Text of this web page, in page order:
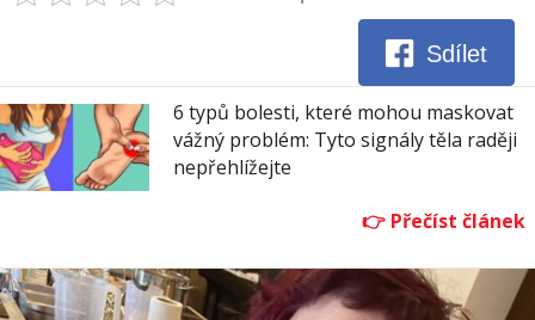
Sdílet
6 typů bolesti, které mohou maskovat
vážný problém: Tyto signály těla raději
nepřehlížejte